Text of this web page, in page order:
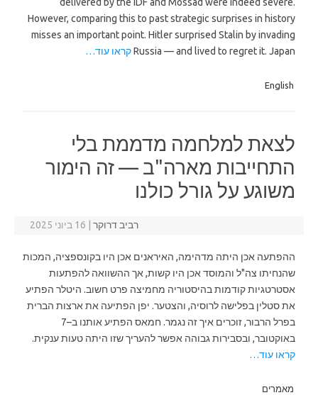
However, comparing this to past strategic surprises in history
misses an important point. Hitler surprised Stalin by invading
Russia — and lived to regret it. Japanקראו עוד…
English
לצאת למלחמה מדממת בלי
התחייבות מארה"ב — זה הימור
משוגע על גורל כולנו
רביב דרוקר 16 ביוני 2025
ההפתעה אכן היתה מדהימה, האיראנים אכן היו בקונספציה, המכות
שהנחיתו צה"ל והמוסד אכן היו קשות, אך ההשוואה להפתעות
אסטרטגיות קודמות בהיסטוריה מחמיצה פרט חשוב. היטלר הפתיע
את סטלין בפלישה לרוסיה, והצטער. יפן הפתיעה את ארצות הברית
בפרל הרבור, זוכרים איך זה נגמר. חמאס הפתיע אותנו ב–7
באוקטובר, ובסבירות גבוהה אפשר להעריך שזו היתה טעות ענקית.
קראו עוד…
מאמרים